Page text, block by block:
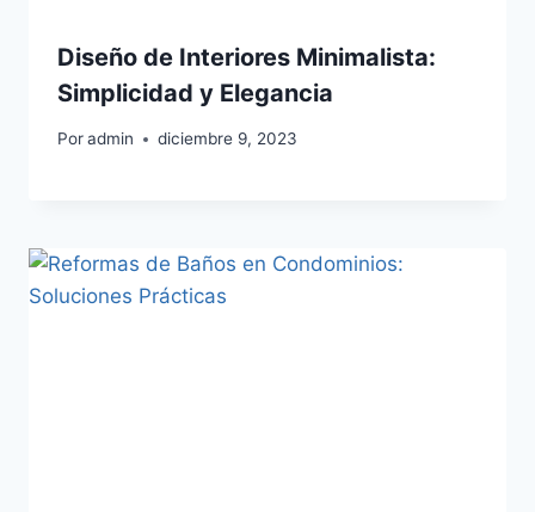
Diseño de Interiores Minimalista:
Simplicidad y Elegancia
Poradmin diciembre 9, 2023